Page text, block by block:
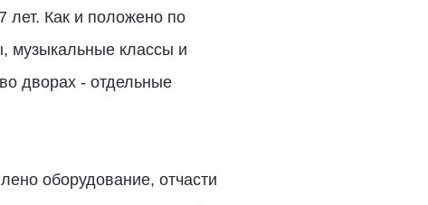
лет. Как и положено по
музыкальные классы и
дворах - отдельные
оборудование, отчасти